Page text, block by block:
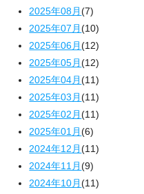
2025年08月(7)
2025年07月(10)
2025年06月(12)
2025年05月(12)
2025年04月(11)
2025年03月(11)
2025年02月(11)
2025年01月(6)
2024年12月(11)
2024年11月(9)
2024年10月(11)